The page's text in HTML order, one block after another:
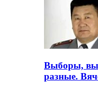
Выборы,
разные.